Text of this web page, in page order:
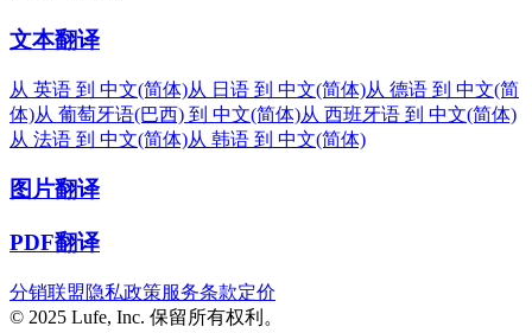
文本翻译
从 英语 到 中文(简体)从 日语 到 中文(简体)从 德语 到 中文(简
体)从 葡萄牙语(巴西) 到 中文(简体)从 西班牙语 到 中文(简体)
从 法语 到 中文(简体)从 韩语 到 中文(简体)
图片翻译
PDF翻译
分销联盟隐私政策服务条款定价
© 2025 Lufe, Inc. 保留所有权利。